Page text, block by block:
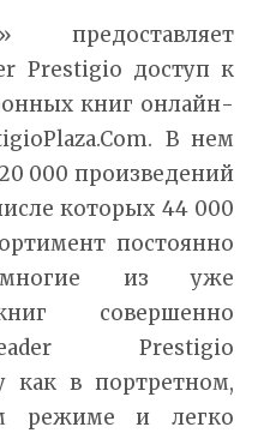
предоставляет
Prestigio доступ к
книг онлайн-
В нем
000 произведений
которых 44 000
постоянно
из уже
совершенно
Prestigio
как в портретном,
режиме и легко